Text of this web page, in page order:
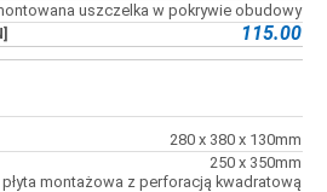
uszczelka w pokrywie obudowy
115.00
280 x 380 x 130mm
250 x 350mm
montażowa z perforacją kwadratową